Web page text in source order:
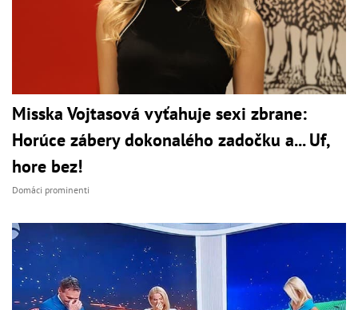
Misska Vojtasová vyťahuje sexi zbrane:
Horúce zábery dokonalého zadočku a... Uf,
hore bez!
Domáci prominenti